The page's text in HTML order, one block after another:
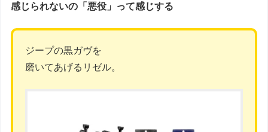
感じられないの「悪役」って感じする
ジープの黒ガヴを
磨いてあげるリゼル。